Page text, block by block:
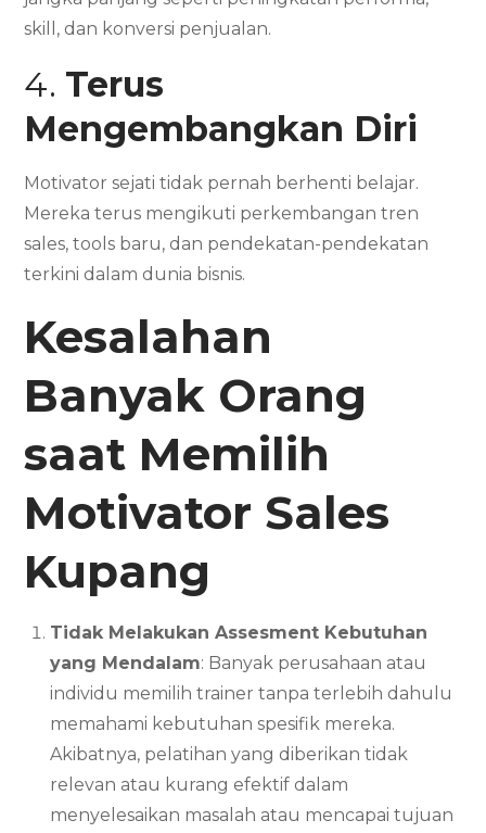
skill, dan konversi penjualan.
4. Terus
Mengembangkan Diri
Motivator sejati tidak pernah berhenti belajar.
Mereka terus mengikuti perkembangan tren
sales, tools baru, dan pendekatan-pendekatan
terkini dalam dunia bisnis.
Kesalahan
Banyak Orang
saat Memilih
Motivator Sales
Kupang
Tidak Melakukan Assesment Kebutuhan
yang Mendalam: Banyak perusahaan atau
individu memilih trainer tanpa terlebih dahulu
memahami kebutuhan spesifik mereka.
Akibatnya, pelatihan yang diberikan tidak
relevan atau kurang efektif dalam
menyelesaikan masalah atau mencapai tujuan